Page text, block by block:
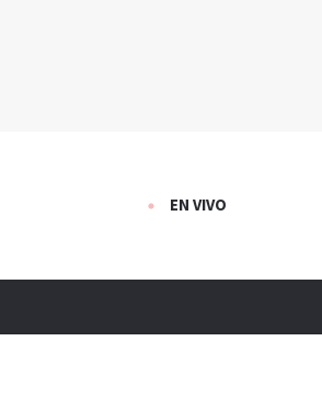
EN VIVO